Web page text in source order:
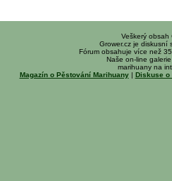
Veškerý obsah
Grower.cz je diskusní
Fórum obsahuje více než
Naše on-line
marihuany na
Magazín o Pěstování Marihuany| Diskuse o